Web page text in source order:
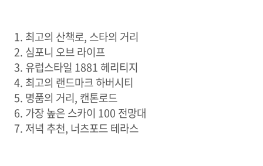
1. 최고의 산책로, 스타의 거리
2. 심포니 오브 라이프
3. 유럽스타일 1881 헤리티지
4. 최고의 랜드마크 하버시티
5. 명품의 거리, 캔톤로드
6. 가장 높은 스카이 100 전망대
7. 저녁 추천, 너츠포드 테라스